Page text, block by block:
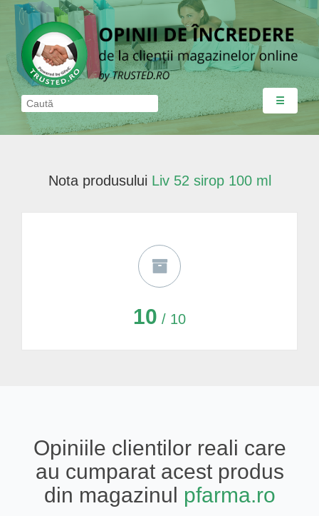
☰
Nota produsului Liv 52 sirop 100 ml
10 / 10
Opiniile clientilor reali care
au cumparat acest produs
din magazinul pfarma.ro